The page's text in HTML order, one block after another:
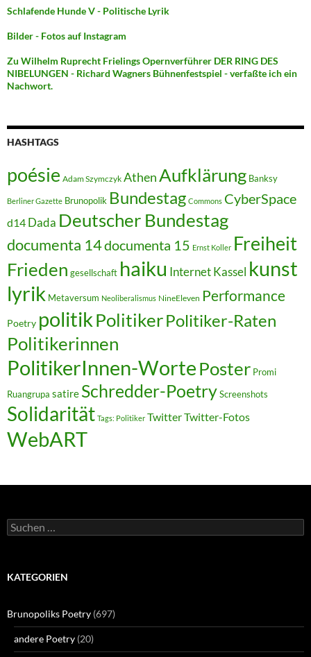
Schlafende Hunde V - Politische Lyrik
Bilder - Fotos auf Instagram
Zu Wilhelm Ruprecht Frielings Opernverführer DER RING DES
NIBELUNGEN - Richard Wagners Bühnenfestspiel - verfaßte ich ein
Nachwort.
HASHTAGS
poésie Adam Szymczyk AthenAufklärung Banksy
Berliner Gazette Brunopolik Bundestag Commons CyberSpace
d14 Dada Deutscher Bundestag
documenta 14documenta 15 Ernst Koller Freiheit
Frieden gesellschaft haiku InternetKassel kunst
lyrik Metaversum Neoliberalismus NineEleven Performance
Poetry politikPolitikerPolitiker-Raten
Politikerinnen
PolitikerInnen-Worte Poster Promi
Ruangrupa satire Schredder-PoetryScreenshots
Solidarität Tags: Politiker TwitterTwitter-Fotos
WebART
Suchen
nach:
KATEGORIEN
Brunopoliks Poetry (697)
andere Poetry (20)